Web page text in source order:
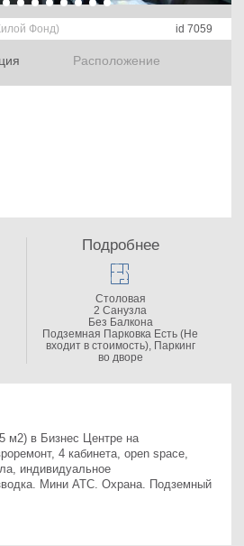
Фонд) id 7059
Расположение
м2) в Бизнес Центре на
4 кабинета, open space,
индивидуальное
Мини АТС. Охрана. Подземный
Подробнее
Столовая
2 Санузла
Без Балкона
Подземная Парковка Есть (Не
входит в стоимость), Паркинг
во дворе